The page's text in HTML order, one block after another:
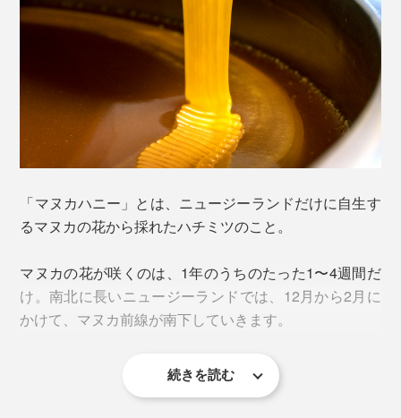
「マヌカハニー」とは、ニュージーランドだけに自生す
るマヌカの花から採れたハチミツのこと。
マヌカの花が咲くのは、1年のうちのたった1〜4週間だ
け。南北に長いニュージーランドでは、12月から2月に
かけて、マヌカ前線が南下していきます。
続きを読む